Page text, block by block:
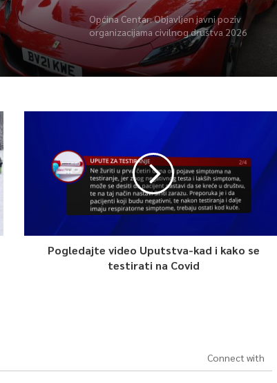
Općina Centar: Objavljen javni poziv
organizacijama civilnog društva 2026
Pogledajte video Uputstva-kad i kako se
testirati na Covid
Connect with